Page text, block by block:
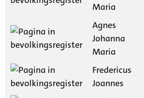
Maria
Agnes
Johanna
Maria
Fredericus
Joannes